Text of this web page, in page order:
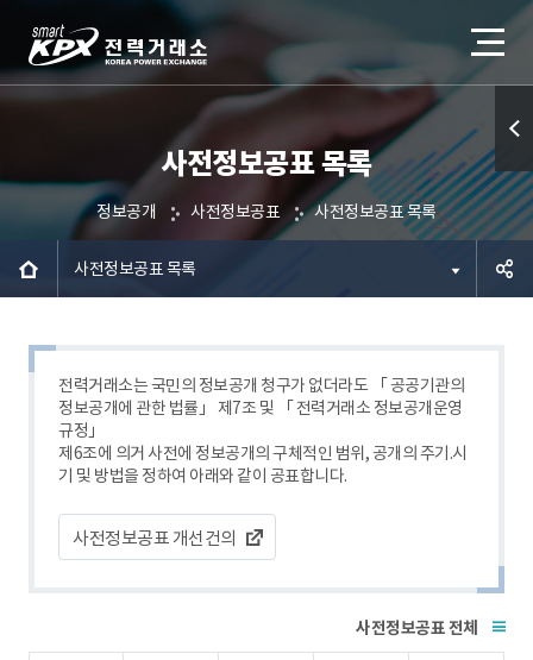
사전정보공표 목록
정보공개 사전정보공표 사전정보공표 목록
사전정보공표 목록
전력거래소는 국민의 정보공개 청구가 없더라도 「 공공기관의
정보공개에 관한 법률」 제7조 및 「 전력거래소 정보공개운영
규정」
제6조에 의거 사전에 정보공개의 구체적인 범위, 공개의 주기.시
기 및 방법을 정하여 아래와 같이 공표합니다.
사전정보공표 개선건의
전체
퀵메
뉴 열
기